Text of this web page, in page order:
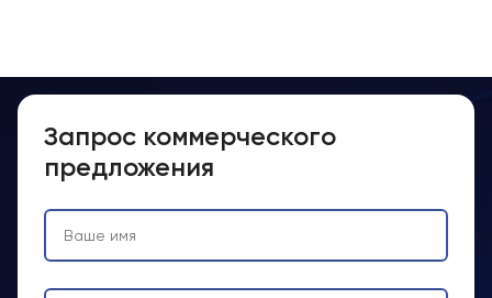
Запрос коммерческого
предложения